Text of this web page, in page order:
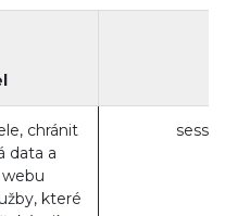
chránit
data a
které